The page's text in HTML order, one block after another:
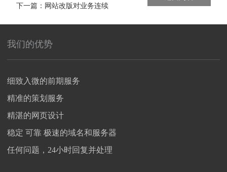
户体验误区
下一篇：网站改版对业务连续
性的影响
我们的优势
细致入微的前期服务
精准的策划服务
精湛的网页设计
稳定 可靠 极速的域名和服务器
任何问题，24小时回复并处理